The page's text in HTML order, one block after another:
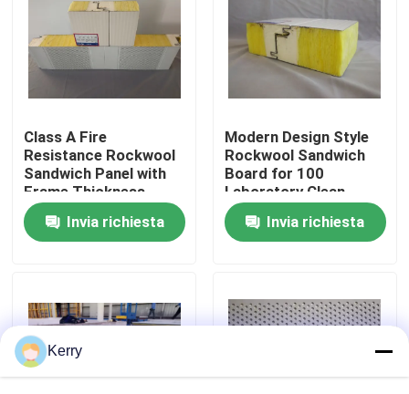
Giro della fabbrica
Controllo di qualità
Contattici
Richieda una citazione
strutture modulari in acciaio
Class A Fire
Resistance Rockwool
Sandwich Panel with
Frame Thickness
0.6mm and Max
Length 9000mm
Invia richiesta
Modern Design Style
Rockwool Sandwich
Board for 100
Laboratory Clean
Room Solutions
Invia richiesta
Kerry